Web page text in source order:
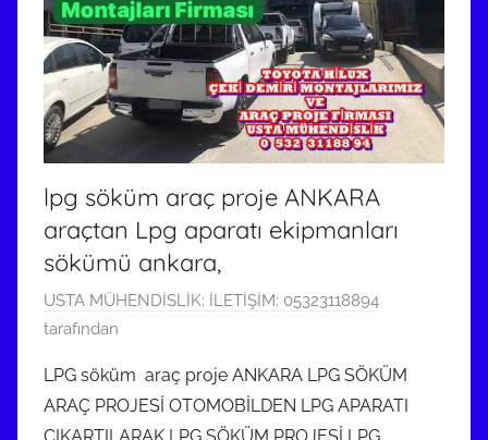
lpg söküm araç proje ANKARA
araçtan Lpg aparatı ekipmanları
sökümü ankara,
9
M
y
ı
USTA MÜHENDİSLİK: İLETİŞİM: 05323118894
tarafından
LPG söküm araç proje ANKARA LPG SÖKÜM
ARAÇ PROJESİ OTOMOBİLDEN LPG APARATI